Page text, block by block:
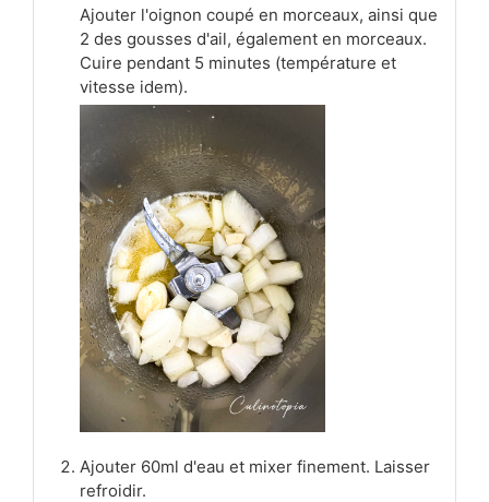
Ajouter l'oignon coupé en morceaux, ainsi que
2 des gousses d'ail, également en morceaux.
Cuire pendant 5 minutes (température et
vitesse idem).
Ajouter 60ml d'eau et mixer finement. Laisser
refroidir.